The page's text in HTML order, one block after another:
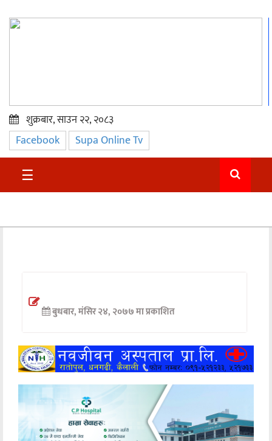
प्रमुख
समाचार
सुदुर
अन्तर्वार्ता
खेलकुद
मनोरञ्जन
अन्य
शुक्रबार, साउन २२, २०८३
Facebook Supa Online Tv
☰
बुधबार, मंसिर २४, २०७७ मा प्रकाशित